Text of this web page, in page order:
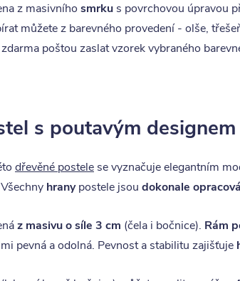
z masivního smrku s povrchovou úpravou
můžete z barevného provedení - olše,
poštou zaslat vzorek vybraného
s poutavým designem
dřevěné postele se vyznačuje elegantním
hranypostele jsou dokonale
z masivu o síle 3 cm (čela i bočnice). Rám
pevná a odolná. Pevnost a stabilitu zajišťuje